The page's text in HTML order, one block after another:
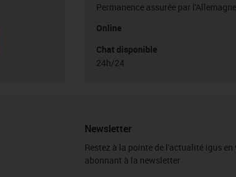
Permanence assurée par
Online
Chat disponible
24h/24
Newsletter
Restez à la pointe de l'actualité igus en
abonnant à la newsletter